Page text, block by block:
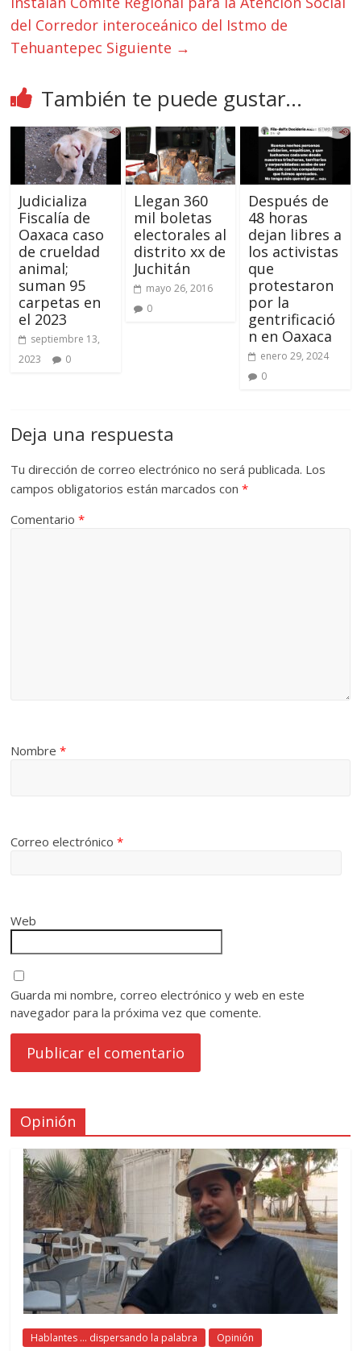
del Corredor interoceánico del Istmo de
Tehuantepec Siguiente →
También te puede gustar...
Judicializa
Fiscalía de
Oaxaca caso
de crueldad
animal;
suman 95
carpetas en
el 2023
septiembre 13,
2023
0
Llegan 360
mil boletas
electorales al
distrito xx de
Juchitán
mayo 26, 2016
0
Después de
48 horas
dejan libres a
los activistas
que
protestaron
por la
gentrificació
n en Oaxaca
enero 29, 2024
0
Deja una respuesta
Tu dirección de correo electrónico no será publicada. Los
campos obligatorios están marcados con*
Comentario*
Nombre*
Correo electrónico*
Web
Guarda mi nombre, correo electrónico y web en este
navegador para la próxima vez que comente.
Opinión
Hablantes ... dispersando la palabra Opinión